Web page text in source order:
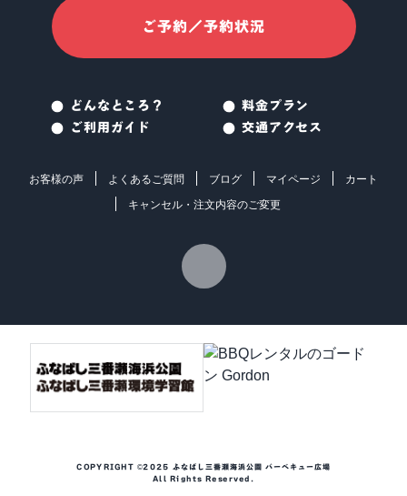
ご予約／予約状況
どんなところ？
料金プラン
ご利用ガイド
交通アクセス
お客様の声 よくあるご質問 ブログ マイページ
カート
キャンセル・注文内容のご変更
COPYRIGHT ©2025 ふなばし三番瀬海浜公園 バーベキュー広場
All Rights Reserved.